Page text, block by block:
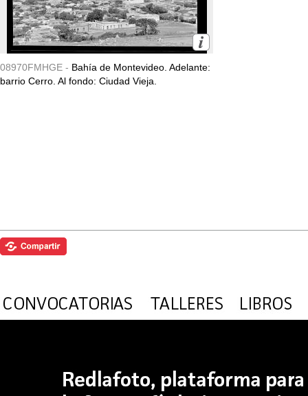
08970FMHGE - Bahía de Montevideo. Adelante:
barrio Cerro. Al fondo: Ciudad Vieja.